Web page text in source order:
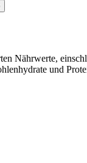
Nährwerte,
und